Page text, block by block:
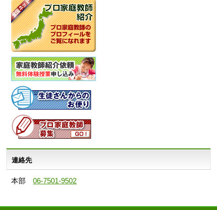
連絡先
本部06-7501-9502